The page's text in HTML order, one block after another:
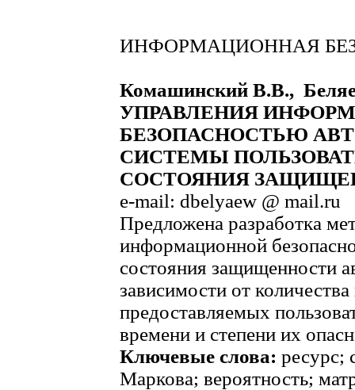
ИНФОРМАЦИОННАЯ
Комашинский В.В.,
УПРАВЛЕНИЯ
БЕЗОПАСНОСТЬЮ
СИСТЕМЫ
СОСТОЯНИЯ
e-mail: dbelyaew @ mail.ru
Предложена разработка
информационной
состояния защищенности
зависимости от
предоставляемых
времени и степени их
Ключевые слова: ресурс;
Маркова; вероятность;